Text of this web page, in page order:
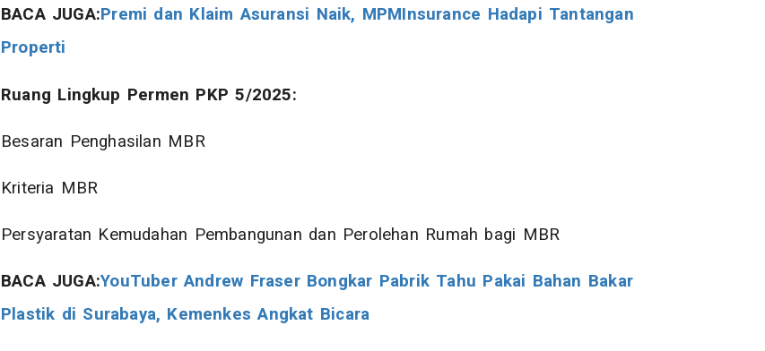
BACA JUGA:Premi dan Klaim Asuransi Naik, MPMInsurance Hadapi Tantangan
Properti
Ruang Lingkup Permen PKP 5/2025:
Besaran Penghasilan MBR
Kriteria MBR
Persyaratan Kemudahan Pembangunan dan Perolehan Rumah bagi MBR
BACA JUGA:YouTuber Andrew Fraser Bongkar Pabrik Tahu Pakai Bahan Bakar
Plastik di Surabaya, Kemenkes Angkat Bicara